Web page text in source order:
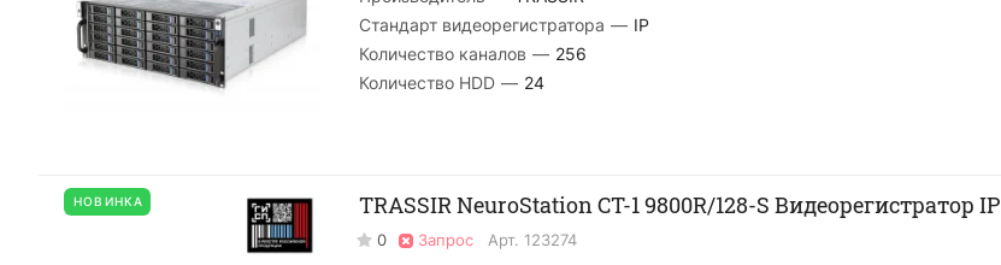
Стандарт видеорегистратора — IP
Количество каналов — 256
Количество HDD — 24
НОВИНКА TRASSIR NeuroStation CT-1 9800R/128-S Видеорегистратор IP
0 Запрос Арт. 123274